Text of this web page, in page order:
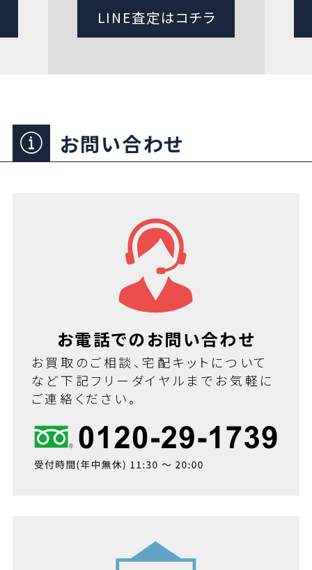
LINE査定はコチラ
お問い合わせ
お電話でのお問い合わせ
お買取のご相談、宅配キットについて
など下記フリーダイヤルまでお気軽に
ご連絡ください。